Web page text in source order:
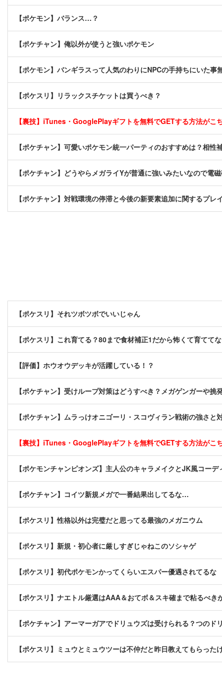
【ポケモン】バランス…？
【ポケチャン】俺以外が使うと強いポケモン
【ポケモン】バンギラスって人気のわりにNPCの手持ちにいた事
【ポケスリ】リラックスチケットは買うべき？
【裏技】iTunes・GooglePlayギフトを無料でGETする方法が
【ポケチャン】可愛いポケモン統一パーティのおすすめは？相性
【ポケチャン】どうやらメガライYが普通に強いみたいなので電
【ポケチャン】対戦環境の停滞と今後の新要素追加に関するプレ
【ポケスリ】それツボツボでいいじゃん
【ポケスリ】これ育てる？80まで食材補正1だから怖くて育てて
【評価】ホウオウデッキが活躍している！？
【ポケチャン】受けループ対策はどうすべき？メガゲンガーや挑
【ポケチャン】ムラっけオニゴーリ・スコヴィラン戦術の強さと
【裏技】iTunes・GooglePlayギフトを無料でGETする方法が
【ポケモンチャンピオンズ】主人公のキャラメイクとJK風コー
【ポケチャン】コイツ新規メガで一番結果出してるな…
【ポケスリ】性格以外は完璧だと思ってる最強のメガニウム
【ポケスリ】新規・初心者に厳しすぎじゃねこのソシャゲ
【ポケスリ】初代ポケモンかってくらいエスパー優遇されてるな
【ポケスリ】ナエトル厳選はAAA＆おてボ＆スキ確まで粘るべき
【ポケチャン】アーマーガアでドリュウズは受けられる？つの
【ポケスリ】ミュウとミュウツーは不仲だと昨日教えてもらっ